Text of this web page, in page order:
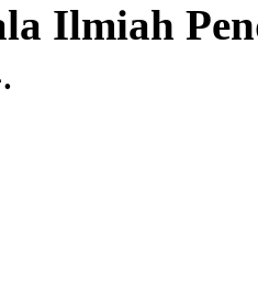
Ilmiah